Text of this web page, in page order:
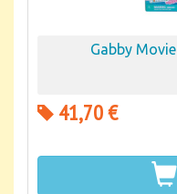
Gabby
41,70 €